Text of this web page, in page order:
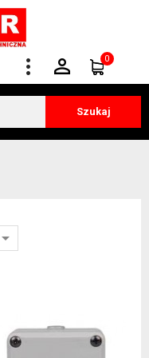
0

Szukaj
